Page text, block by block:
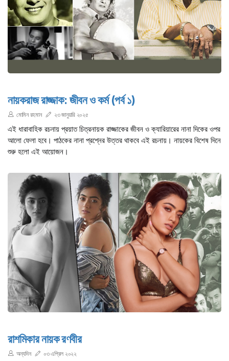
নায়করাজ রাজ্জাক: জীবন ও কর্ম (পর্ব ১)
মোমিন রহমান ২৩ জানুয়ারি ২০২৫
এই ধারাবাহিক রচনায় প্রয়াত চিত্রনায়ক রাজ্জাকের জীবন ও ক্যারিয়ারের নানা দিকের ওপর
আলো ফেলা হবে। পাঠকের নানা প্রশ্নের উত্তর থাকবে এই রচনায়। নায়কের বিশেষ দিনে
শুরু হলো এই আয়োজন।
রাশমিকার নায়ক রণবীর
অন্যদিন ০৩ এপ্রিল ২০২২